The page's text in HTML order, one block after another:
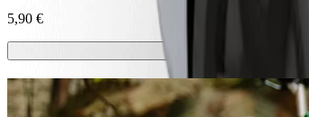
5,90 €
Koloběžky nebo e-kola